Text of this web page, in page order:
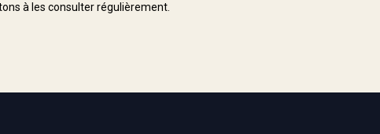
à les consulter régulièrement.